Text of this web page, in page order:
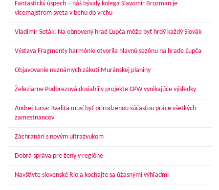
Fantastický úspech – náš bývalý kolega Slavomír Brozman je
vicemajstrom sveta v behu do vrchu
Vladimír Soták: Na obnovený hrad Ľupča môže byť hrdý každý Slovák
Výstava Fragmenty harmónie otvorila hlavnú sezónu na hrade Ľupča
Objavovanie neznámych zákutí Muránskej planiny
Železiarne Podbrezová dosiahli v projekte CPW vynikajúce výsledky
Andrej Jursa: Kvalita musí byť prirodzenou súčasťou práce všetkých
zamestnancov
Záchranári s novým ultrazvukom
Dobrá správa pre ženy v regióne
Navštívte slovenské Rio a kochajte sa úžasnými výhľadmi